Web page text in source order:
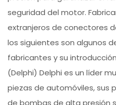
seguridad del motor.
extranjeros de conectores
los siguientes son algunos
fabricantes y su
(Delphi) Delphi es un líder
piezas de automóviles, sus
de bombas de alta presión